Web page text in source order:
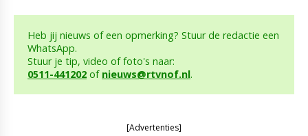
Heb jij nieuws of een opmerking? Stuur de redactie een
WhatsApp.
Stuur je tip, video of foto's naar:
0511-441202 of nieuws@rtvnof.nl.
[Advertenties]